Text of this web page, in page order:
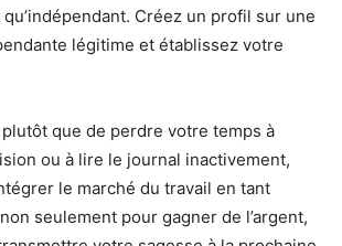
Créez un profil sur une
légitime et établissez votre
que de perdre votre temps à
ou à lire le journal inactivement,
le marché du travail en tant
seulement pour gagner de l’argent,